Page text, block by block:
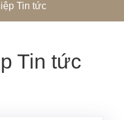
Tin tức
Tin tức